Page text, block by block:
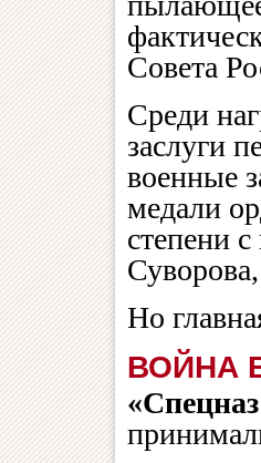
Совета
Среди
заслуги
военные
медали
степени
Но
ВОЙНА